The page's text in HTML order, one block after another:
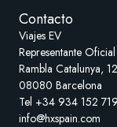
Contacto
Viajes EV
Representante
Rambla Catalunya,
08080 Barcelona
Tel +34 934 152
info@hxspain.com